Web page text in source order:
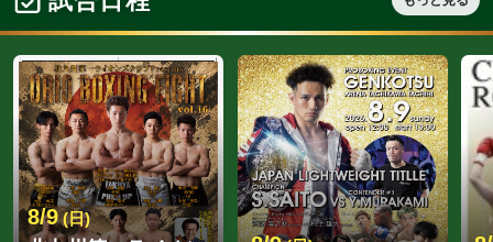
矢吹 正道
緑ジム
ランキング